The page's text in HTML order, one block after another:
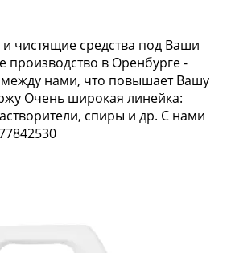
чистящие средства под Ваши
производство в Оренбурге -
между нами, что повышает Вашу
Очень широкая линейка:
спиры и др. С нами